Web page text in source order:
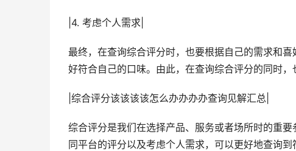
|4. 考虑个人需求|
最终，在查询综合评分时，也要根据自己的需求和
好符合自己的口味。由此，在查询综合评分的同时
|综合评分该该该该怎么办办办办查询见解汇总|
综合评分是我们在选择产品、服务或者场所时的重
同平台的评分以及考虑个人需求，可以更好地查询